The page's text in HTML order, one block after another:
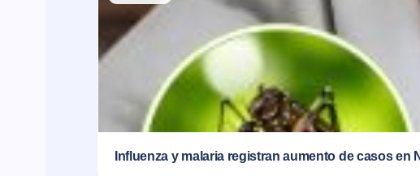
Influenza y malaria registran aumento de casos en